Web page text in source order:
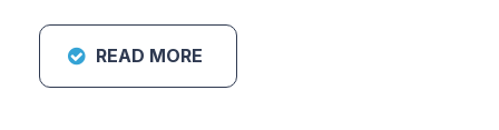
READ MORE